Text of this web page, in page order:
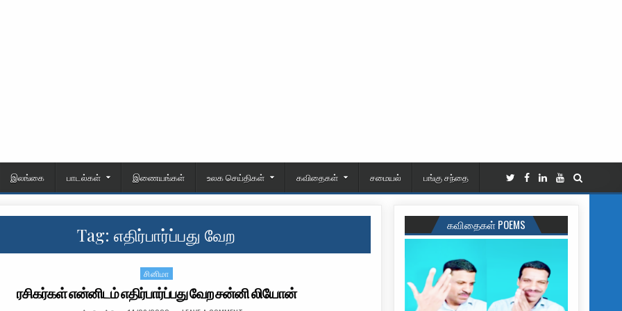
இலங்கை பாடல்கள் இணையங்கள் உலக செய்திகள் கவிதைகள் சமையல் பங்கு சந்தை
Tag:எதிர்பார்ப்பது வேற
Posted in
சினிமா
ரசிகர்கள் என்னிடம் எதிர்பார்ப்பது வேற சன்னி லியோன்
கவிதைகள் POEMS